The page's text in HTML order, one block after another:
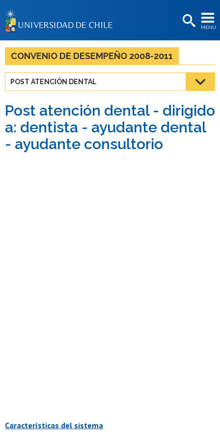
MENÚ
BIBLIOTECAS
LA UNIVERSIDAD
Estudiantes
Académicas/os
Funcionarias/os
Egresadas/os
CONVENIO DE DESEMPEÑO 2008-2011
POST ATENCIÓN DENTAL
Post atención dental - dirigido
a: dentista - ayudante dental
- ayudante consultorio
Características del sistema